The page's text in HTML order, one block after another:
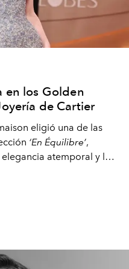
en los Golden
de Cartier
eligió una de las
‘En Équilibre’,
atemporal y la